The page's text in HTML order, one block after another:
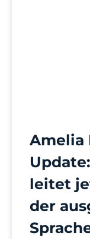
Amelia
leitet
der